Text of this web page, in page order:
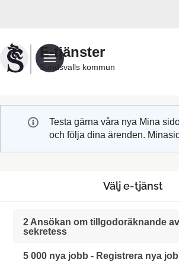
Sundsvalls
kommuns
e-
E-tjänster
Sundsvalls kommun
Testa gärna våra nya Mina
och följa dina ärenden.
Välj e-tjänst
2 Ansökan om tillgodoräknande
sekretess
5 000 nya jobb - Registrera nya